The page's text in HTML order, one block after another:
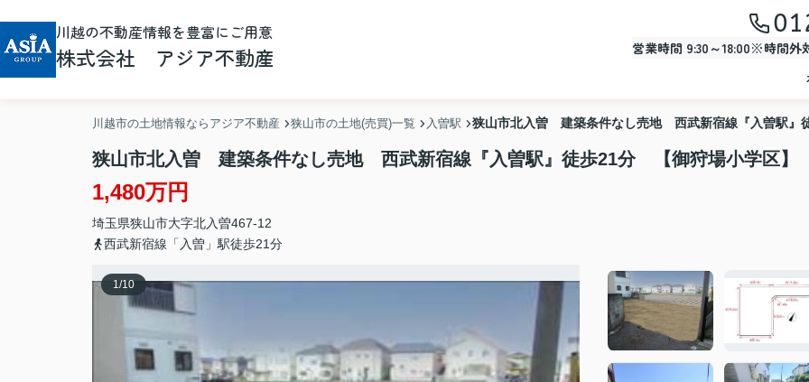
川越の不動産情報を豊富にご用意
株式会社 アジア不動産 営業時間 9:30～18:00※時間外
川越市の土地情報ならアジア不動産 狭山市の土地(売買)一覧 入曽駅 狭山市北入曽 建築条件なし売地 西武新宿線『入曽駅』
狭山市北入曽 建築条件なし売地 西武新宿線『入曽駅』徒歩21分 【御狩場小学区】
1,480万円
埼玉県狭山市大字北入曽467-12
西武新宿線「入曽」駅徒歩21分
1/10